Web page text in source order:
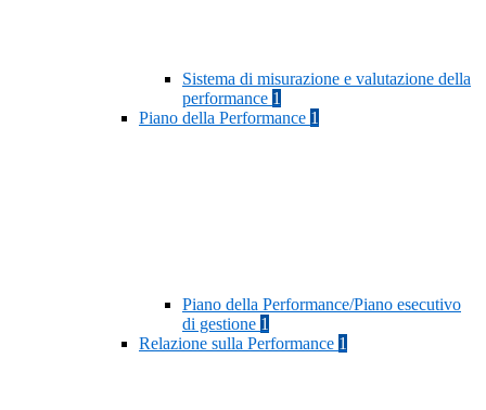
Sistema di misurazione e valutazione della
performance 1
Piano della Performance 1
Piano della Performance/Piano esecutivo
di gestione 1
Relazione sulla Performance 1